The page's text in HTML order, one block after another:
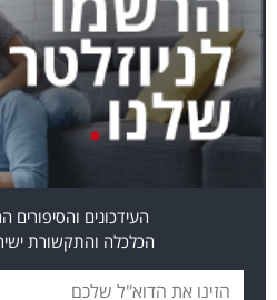
העידכונים
הכלכלה והתקשורת